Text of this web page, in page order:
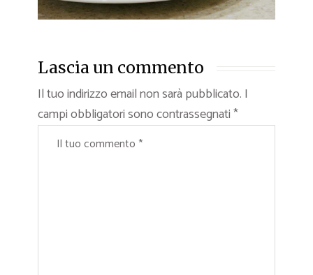
Lascia un commento
Il tuo indirizzo email non sarà pubblicato. I
campi obbligatori sono contrassegnati*